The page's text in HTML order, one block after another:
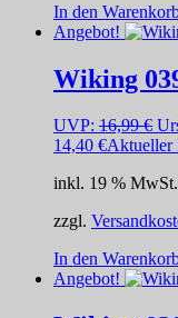
In den
Angebot!
Wiking
UVP: 16,99€
14,40 €Aktueller
inkl. 19 % MwSt.
zzgl.
In den
Angebot!